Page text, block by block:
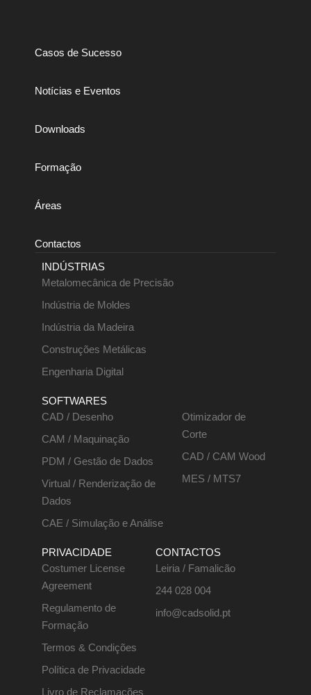
Casos de Sucesso
Notícias e Eventos
Downloads
Formação
Áreas
Contactos
INDÚSTRIAS
Metalomecânica de Precisão
Indústria de Moldes
Indústria da Madeira
Construções Metálicas
Engenharia Digital
SOFTWARES
CAD / Desenho
CAM / Maquinação
PDM / Gestão de Dados
Virtual / Renderização de
Dados
CAE / Simulação e Análise
Otimizador de
Corte
CAD / CAM Wood
MES / MTS7
PRIVACIDADE
Costumer License
Agreement
Regulamento de
Formação
Termos & Condições
Política de Privacidade
Livro de Reclamações
CONTACTOS
Leiria / Famalicão
244 028 004
info@cadsolid.pt